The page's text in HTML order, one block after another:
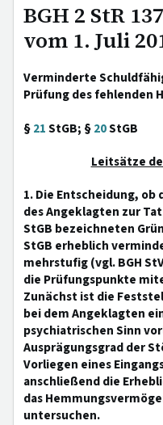
BGH 2 StR
vom 1. Juli
Verminderte
Prüfung des fehlenden
§21StGB; §20StGB
Leitsätze
1. Die Entscheidung, ob
des Angeklagten zur
StGB bezeichneten
StGB erheblich
mehrstufig (vgl. BGH
die Prüfungspunkte
Zunächst ist die
bei dem Angeklagten
psychiatrischen Sinn
Ausprägungsgrad der
Vorliegen eines
anschließend die
das
untersuchen.